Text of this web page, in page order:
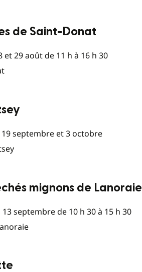
de Saint-Donat
et 29 août de 11 h à 16 h 30
septembre et 3 octobre
mignons de Lanoraie
septembre de 10 h 30 à 15 h 30